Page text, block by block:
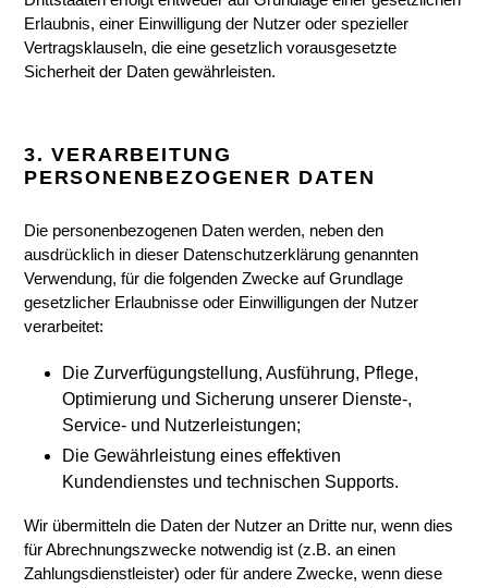
Erlaubnis, einer Einwilligung der Nutzer oder spezieller
Vertragsklauseln, die eine gesetzlich vorausgesetzte
Sicherheit der Daten gewährleisten.
3. VERARBEITUNG
PERSONENBEZOGENER DATEN
Die personenbezogenen Daten werden, neben den
ausdrücklich in dieser Datenschutzerklärung genannten
Verwendung, für die folgenden Zwecke auf Grundlage
gesetzlicher Erlaubnisse oder Einwilligungen der Nutzer
verarbeitet:
Die Zurverfügungstellung, Ausführung, Pflege,
Optimierung und Sicherung unserer Dienste-,
Service- und Nutzerleistungen;
Die Gewährleistung eines effektiven
Kundendienstes und technischen Supports.
Wir übermitteln die Daten der Nutzer an Dritte nur, wenn dies
für Abrechnungszwecke notwendig ist (z.B. an einen
Zahlungsdienstleister) oder für andere Zwecke, wenn diese